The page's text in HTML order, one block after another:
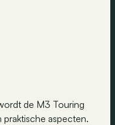
de M3 Touring
aspecten.